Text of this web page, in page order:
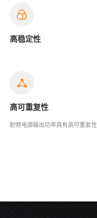
高稳定性
高可重复性
射频电源输出功率具有高可重复性